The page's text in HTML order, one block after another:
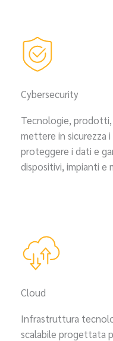
Cybersecurity
Tecnologie, prodotti,
mettere in sicurezza
proteggere i dati e
dispositivi, impianti e
Cloud
Infrastruttura
scalabile progettata